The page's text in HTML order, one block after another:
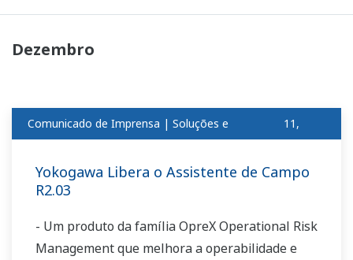
Dezembro
Comunicado de Imprensa | Soluções e 11,
Yokogawa Libera o Assistente de Campo
R2.03
- Um produto da família OpreX Operational Risk
Management que melhora a operabilidade e